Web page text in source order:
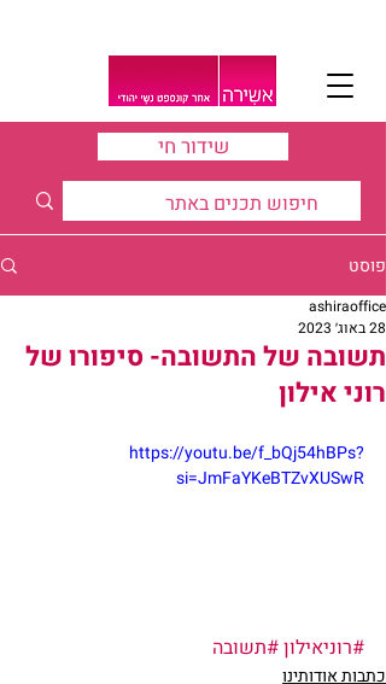
שידור חי
פוסט
תשובה של התשובה- סיפורו של
רוני אילון
ashiraoffice
28 באוג׳ 2023
https://youtu.be/f_bQj54hBPs?
si=JmFaYKeBTZvXUSwR
#רוניאילון#תשובה
כתבות אודותינו